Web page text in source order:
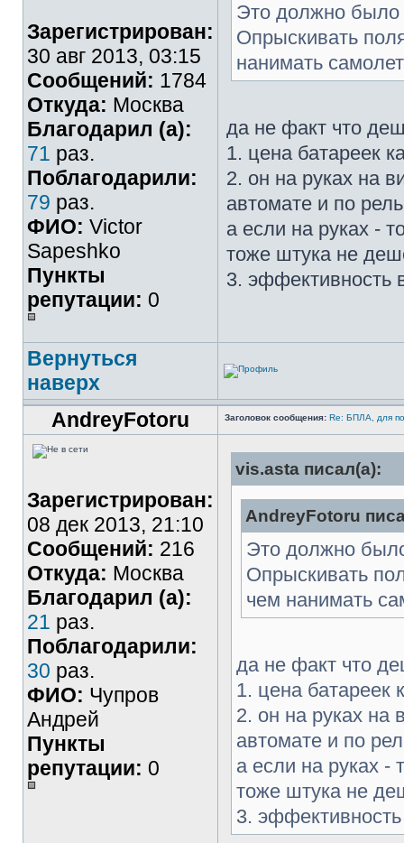
Зарегистрирован:
30 авг 2013, 03:15
Сообщений: 1784
Откуда: Москва
Благодарил (а):
71 раз.
Поблагодарили:
79 раз.
ФИО: Victor
Sapeshko
Пункты
репутации: 0
Это должно было
Опрыскивать
нанимать
да не факт что
1. цена батареек
2. он на руках на
автомате и по
а если на руках -
тоже штука не
3. эффективность
Вернуться
наверх
AndreyFotoru
Заголовок сообщения: Re: БПЛА, для
Зарегистрирован:
08 дек 2013, 21:10
Сообщений: 216
Откуда: Москва
Благодарил (а):
21 раз.
Поблагодарили:
30 раз.
ФИО: Чупров
Андрей
Пункты
репутации: 0
vis.asta писал(а):
AndreyFotoru
Это должно
Опрыскивать
чем нанимать
да не факт что
1. цена батареек
2. он на руках на
автомате и по
а если на руках -
тоже штука не
3.